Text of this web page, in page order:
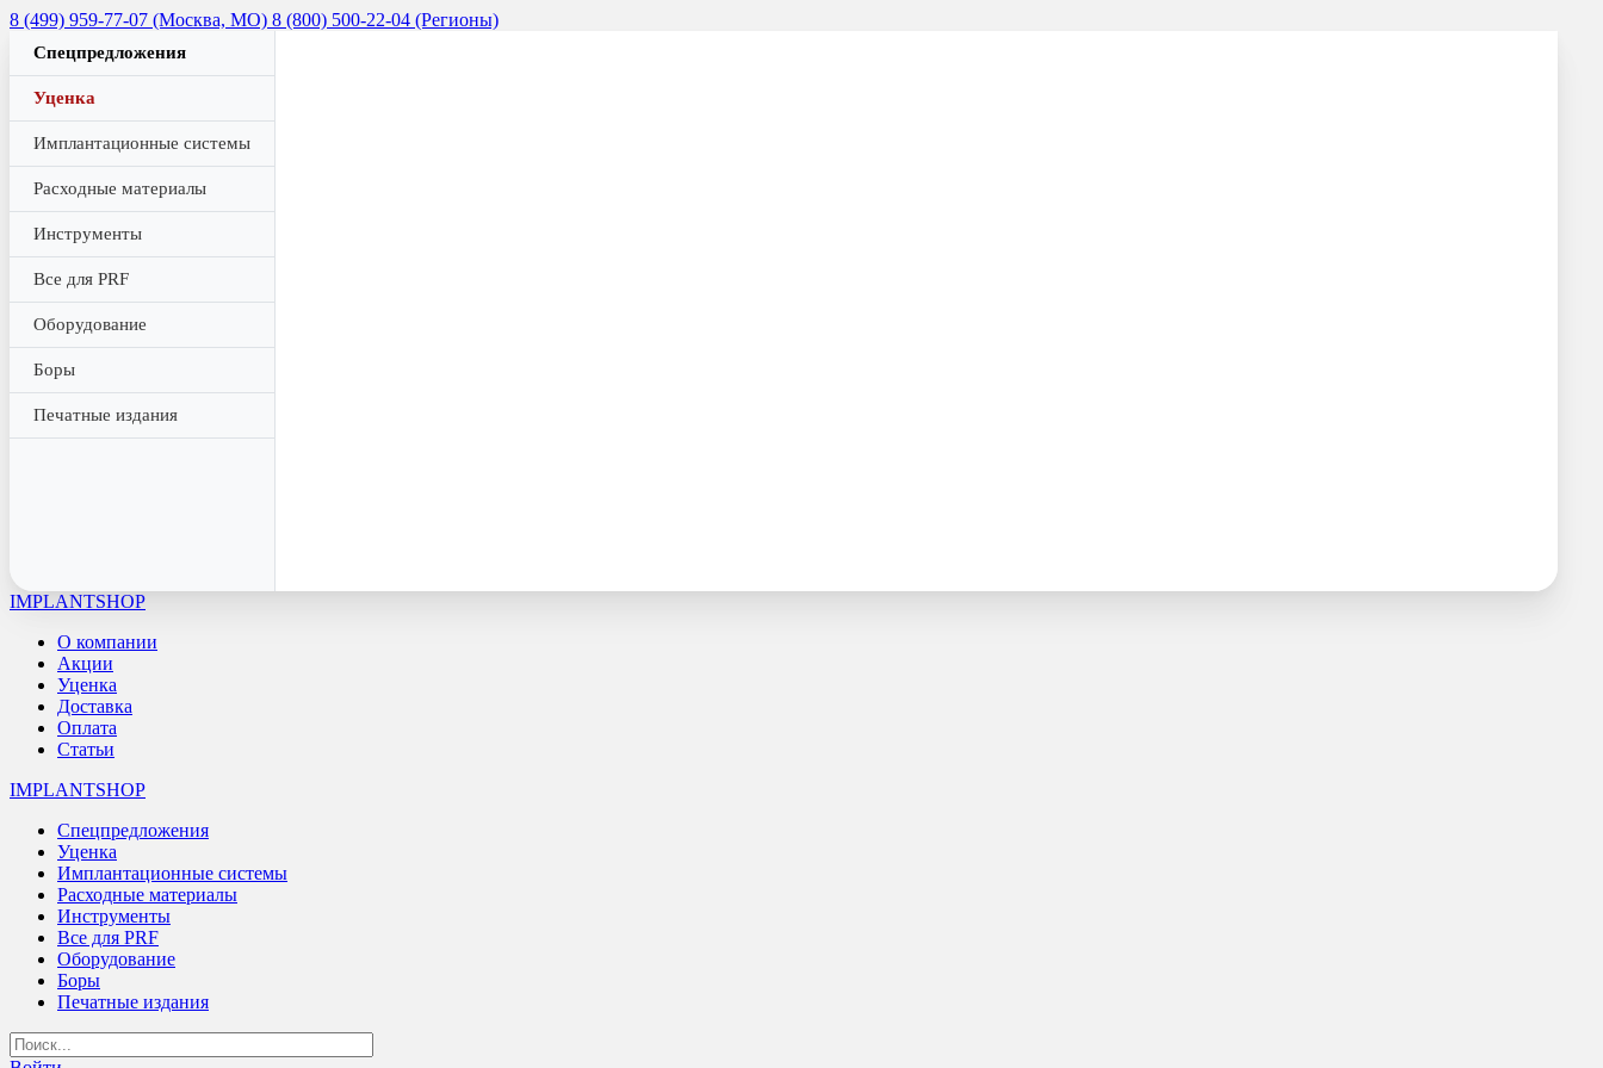
8 (499) 959-77-07 (Москва, МО) 8 (800) 500-22-04 (Регионы)
Спецпредложения
Уценка
Имплантационные системы
Расходные материалы
Инструменты
Все для PRF
Оборудование
Боры
Печатные издания
IMPLANTSHOP
О компании
Акции
Уценка
Доставка
Оплата
Статьи
IMPLANTSHOP
Спецпредложения
Уценка
Имплантационные системы
Расходные материалы
Инструменты
Все для PRF
Оборудование
Боры
Печатные издания